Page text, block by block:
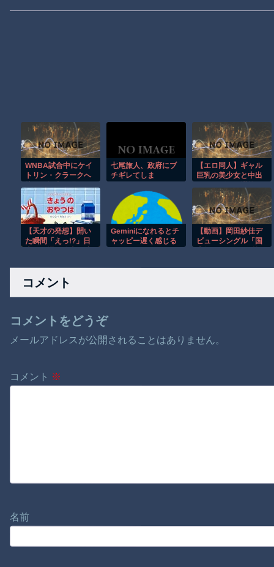
WNBA試合中にケイ
トリン・クラークへ
然！！
七尾旅人、政府にブ
チギレてしま
【エロ同人】ギャル
巨乳の美少女と中出
る学園ハーレム体操
着プレイの夜ｗ
【天才の発想】開い
た瞬間「えっ!?」日
Geminiになれるとチ
ャッピー遅く感じる
【動画】岡田紗佳デ
ビューシングル「国
コメント
コメントをどうぞ
メールアドレスが公開されることはありません。
コメント ※
名前